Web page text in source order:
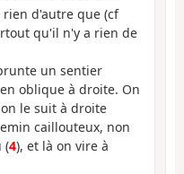
d'autre que (cf
qu'il n'y a rien de
un sentier
oblique à droite. On
le suit à droite
caillouteux, non
(4), et là on vire à